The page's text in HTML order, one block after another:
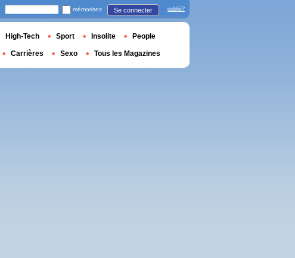
mémorisez Se connecter oublié?
High-Tech Sport Insolite People
Carrières Sexo Tous les Magazines